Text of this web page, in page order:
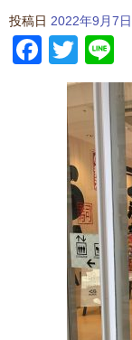
投稿日 2022年9月7日